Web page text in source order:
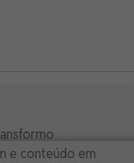
e conteúdo em